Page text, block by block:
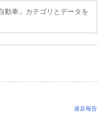
動車」カテゴリとデータを
違反報告